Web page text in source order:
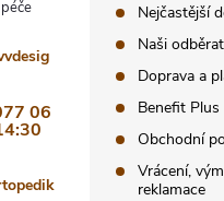
06
Nejčastější
Naši
Doprava a
Benefit
Obchodní
Vrácení,
reklamace